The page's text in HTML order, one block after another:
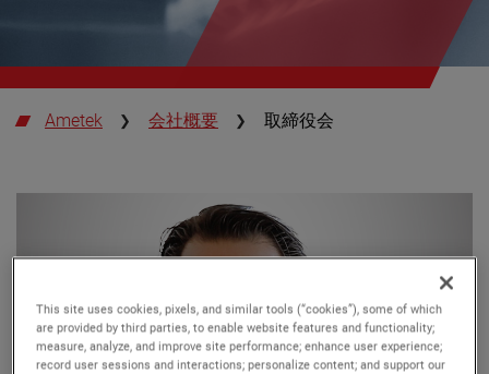
Ametek 会社概要 取締役会
This site uses cookies, pixels, and similar tools (“cookies”), some of which
are provided by third parties, to enable website features and functionality;
measure, analyze, and improve site performance; enhance user experience;
record user sessions and interactions; personalize content; and support our